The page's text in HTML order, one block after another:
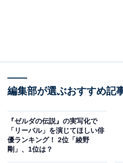
A post shared by 橋本環奈&井手
ランキング2位の俳優は、「橋
これまで、映画『銀魂』『キン
編集部が選ぶおすすめ記
『ゼルダの伝説』の実写化で
「リーバル」を演じてほしい俳
優ランキング！ 2位「綾野
剛」、1位は？